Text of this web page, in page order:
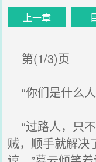
上一章
第(1/3)页
“你们是什么人
“过路人，只
贼，顺手就解决